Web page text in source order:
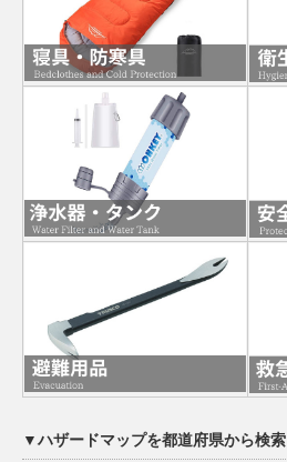
▼ハザードマップを都道府県から検索